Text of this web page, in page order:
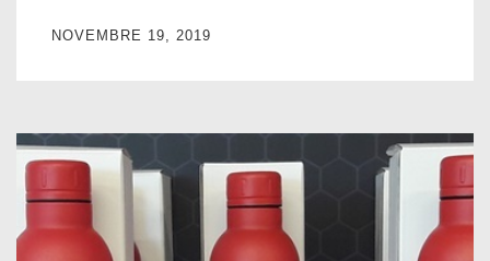
NOVEMBRE 19, 2019